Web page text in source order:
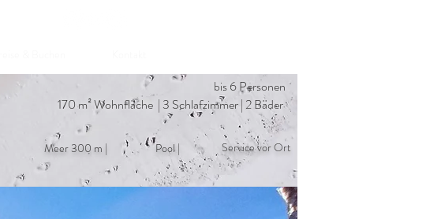
bis 6 Personen
170 m² Wohnfläche | 3 Schlafzimmer | 2 Bäder
Meer 300 m | Pool | Service vor Ort